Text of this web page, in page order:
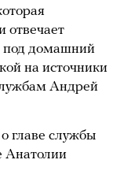
отвечает
под домашний
на источники
Андрей
главе службы
Анатолии